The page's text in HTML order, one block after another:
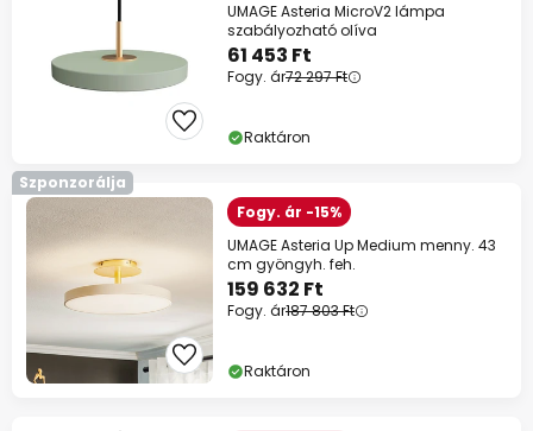
UMAGE Asteria MicroV2 lámpa
szabályozható olíva
61 453 Ft
Fogy. ár72 297 Ft
Raktáron
Szponzorálja
Fogy. ár -15%
UMAGE Asteria Up Medium menny. 43
cm gyöngyh. feh.
159 632 Ft
Fogy. ár187 803 Ft
Raktáron